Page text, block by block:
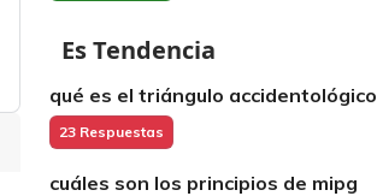
Es Tendencia
qué es el triángulo accidentológico
23 Respuestas
cuáles son los principios de mipg